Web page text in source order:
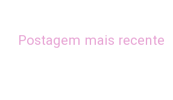
Postagem mais recente